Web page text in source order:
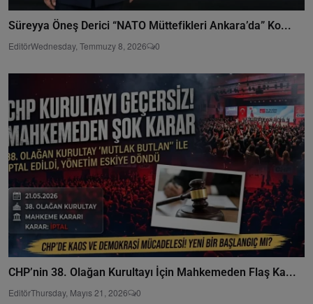
Süreyya Öneş Derici “NATO Müttefikleri Ankara’da” Ko...
EditörWednesday, Temmuzy 8, 2026 0
CHP’nin 38. Olağan Kurultayı İçin Mahkemeden Flaş Ka...
EditörThursday, Mayıs 21, 2026 0